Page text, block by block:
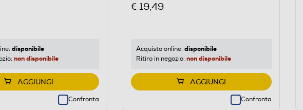
disponibile
non disponibile
AGGIUNGI
Confronta
€ 19,49
Acquisto online: disponibile
Ritiro in negozio: non disponibile
AGGIUNGI
Confronta